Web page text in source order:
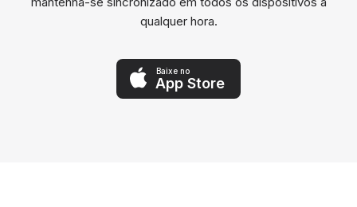
qualquer hora.
Baixe no
App Store